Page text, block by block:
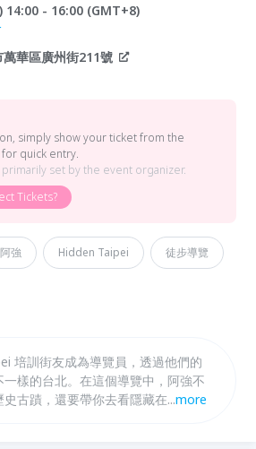
14:00 - 16:00 (GMT+8)
華區廣州街211號
simply show your ticket from the
for quick entry.
set by the event organizer.
Tickets?
阿強 Hidden Taipei 徒步導覽
培訓街友成為導覽員，透過他們的
樣的台北。在這個導覽中，阿強不
古蹟，還要帶你去看隱藏在繁華城
...more